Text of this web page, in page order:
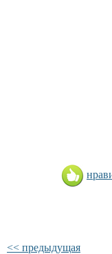
<< предыдущая